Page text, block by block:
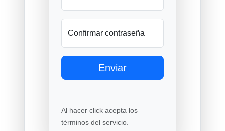
Confirmar contraseña
Enviar
Al hacer click acepta los
términos del servicio.